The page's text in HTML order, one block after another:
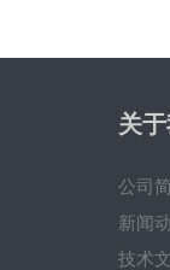
关
公司
新闻
技术